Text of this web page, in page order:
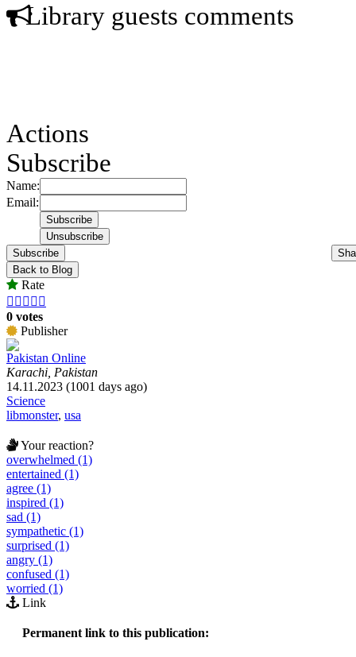
Library guests comments
Actions
Subscribe
Name:
Email:
Subscribe
Back to Blog
Rate
    
0 votes
Publisher
Pakistan Online
Karachi, Pakistan
14.11.2023 (1001 days ago)
Science
libmonster, usa
Your reaction?
overwhelmed (1)
entertained (1)
agree (1)
inspired (1)
sad (1)
sympathetic (1)
surprised (1)
angry (1)
confused (1)
worried (1)
Link
Permanent link to this publication: